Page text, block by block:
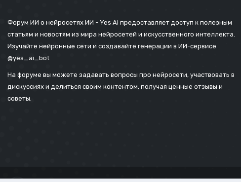
Форум ИИ о нейросетях ИИ - Yes Ai предоставляет доступ к полезным
статьям и новостям из мира нейросетей и искусственного интеллекта.
Изучайте нейронные сети и создавайте генерации в ИИ-сервисе
@yes_ai_bot
На форуме вы можете задавать вопросы про нейросети, участвовать в
дискуссиях и делиться своим контентом, получая ценные отзывы и
советы.